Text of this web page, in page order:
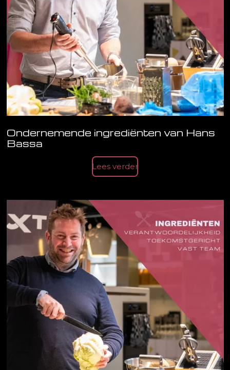
Ondernemende ingrediënten van Hans
Bassa
Lees verder